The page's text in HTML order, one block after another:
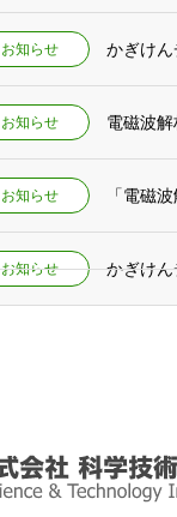
お知らせ
お知らせ
お知らせ
お知らせ